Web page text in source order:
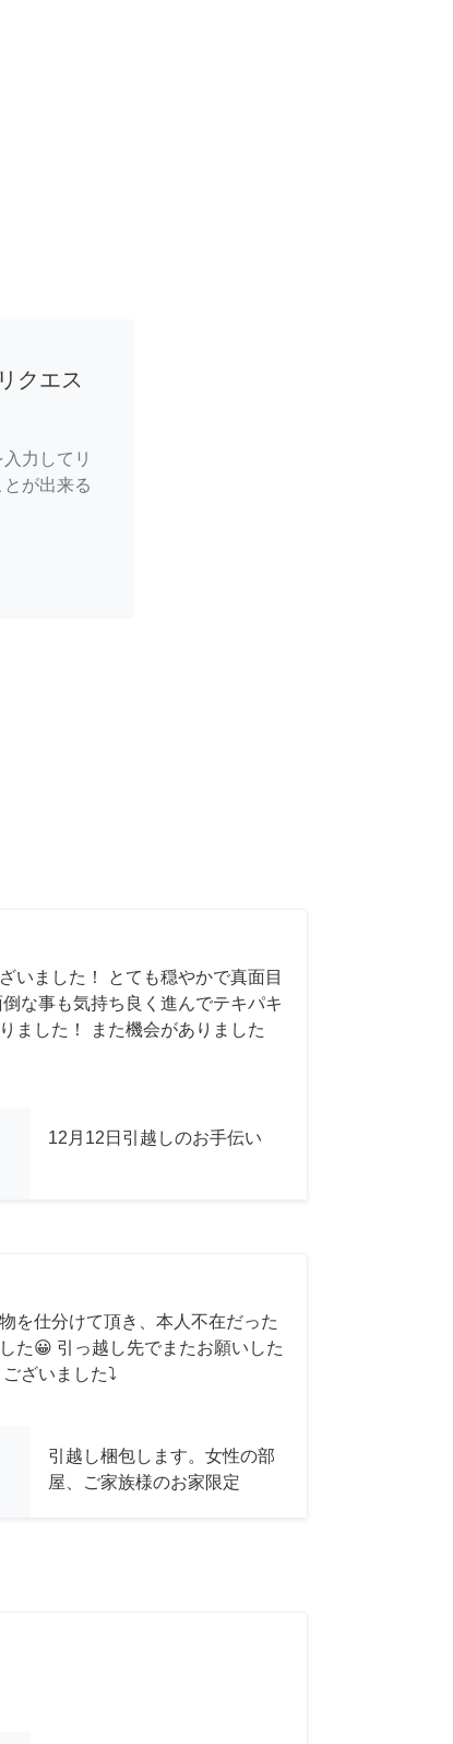
クエス
力してリ
が出来る
いました！ とても穏やかで真面目
な事も気持ち良く進んでテキパキ
ました！ また機会がありました
12月12日引越しのお手伝い
を仕分けて頂き、本人不在だった
た😀 引っ越し先でまたお願いした
ざいました⤵
引越し梱包します。女性の部
屋、ご家族様のお家限定